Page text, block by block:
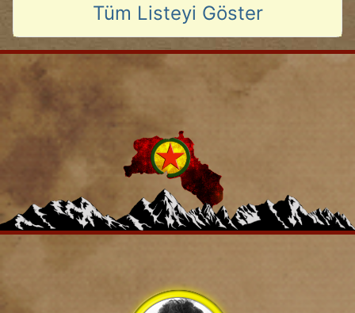
2026-07-09 11:03:42
Tüm Listeyi Göster